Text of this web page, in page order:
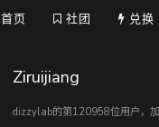
首页 社团 兑换
Ziruijiang
dizzylab的第120958位用户，